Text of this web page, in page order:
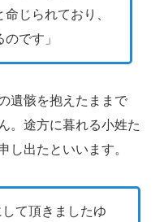
じられており、
です」
遺骸を抱えたままで
。途方に暮れる小姓た
し出たといいます。
て頂きましたゆ